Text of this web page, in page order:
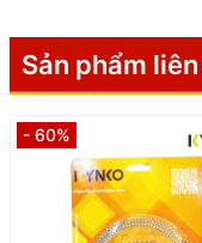
- An toàn khi sử dụng
- Lưỡi cắt ngọt và êm.
- Sắc bén cho tốc độ cắt
THÔNG SỐ KỸ THUẬT
Sản phẩm
- 60%